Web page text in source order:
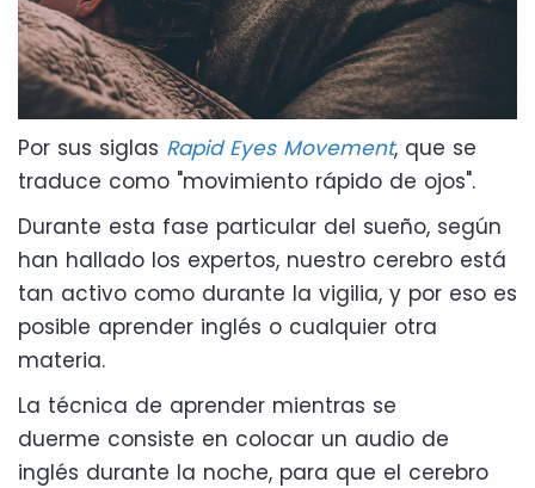
Por sus siglas Rapid Eyes Movement, que se
traduce como "movimiento rápido de ojos".
Durante esta fase particular del sueño, según
han hallado los expertos, nuestro cerebro está
tan activo como durante la vigilia, y por eso es
posible aprender inglés o cualquier otra
materia.
La técnica de aprender mientras se
duerme consiste en colocar un audio de
inglés durante la noche, para que el cerebro